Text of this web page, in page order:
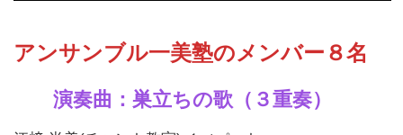
アンサンブル一美塾のメンバー８名
演奏曲：巣立ちの歌（３重奏）